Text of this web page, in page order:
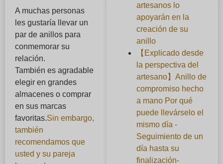
A muchas personas
les gustaría llevar un
par de anillos para
conmemorar su
relación.
También es agradable
elegir en grandes
almacenes o comprar
en sus marcas
favoritas.Sin embargo,
también
recomendamos que
usted y su pareja
artesanos lo
apoyarán en la
creación de su
anillo
【Explicado desde
la perspectiva del
artesano】Anillo de
compromiso hecho
a mano Por qué
puede llevárselo el
mismo día -
Seguimiento de un
día hasta su
finalización-